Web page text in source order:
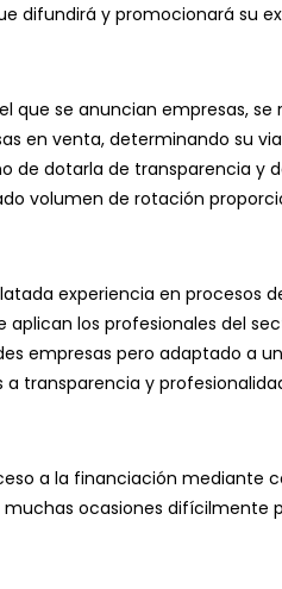
difundirá y promocionará su
que se anuncian empresas, se
en venta, determinando su
de dotarla de transparencia y
volumen de rotación
experiencia en procesos
los profesionales del
empresas pero adaptado a
transparencia y
a la financiación mediante
ocasiones difícilmente